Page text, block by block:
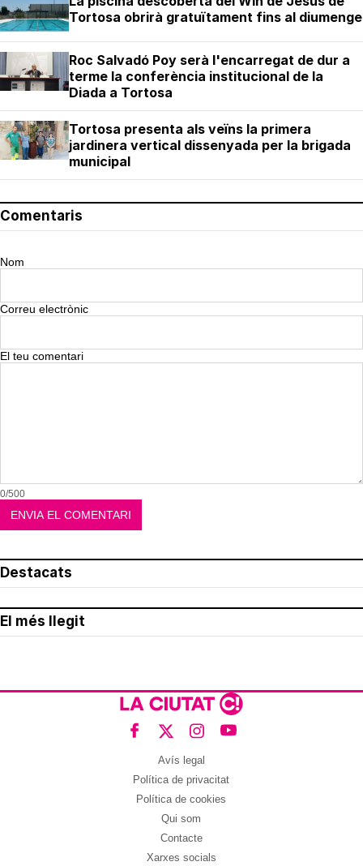
Tortosa obrirà gratuïtament fins al diumenge
Roc Salvadó Poy serà l'encarregat de dur a
terme la conferència institucional de la
Diada a Tortosa
Tortosa presenta als veïns la primera
jardinera vertical dissenyada per la brigada
municipal
Comentaris
Nom
Correu electrònic
El teu comentari
0/500
Destacats
El més llegit
Avís legal
Política de privacitat
Política de cookies
Qui som
Contacte
Xarxes socials